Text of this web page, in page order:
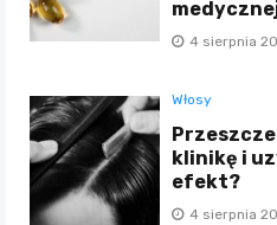
4 sierpnia
Włosy
klinikę i
efekt?
4 sierpnia